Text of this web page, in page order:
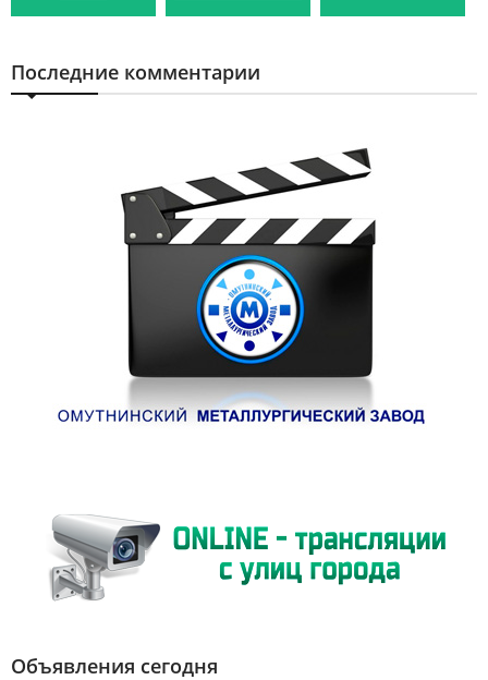
Последние комментарии
Объявления сегодня